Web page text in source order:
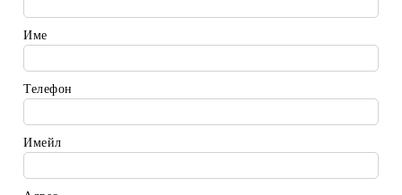
Име
Телефон
Имейл